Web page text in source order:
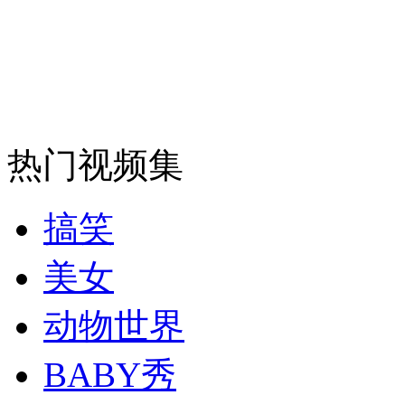
司机酒驾遇交警 急速倒车逃窜
热门视频集
搞笑
美女
动物世界
BABY秀